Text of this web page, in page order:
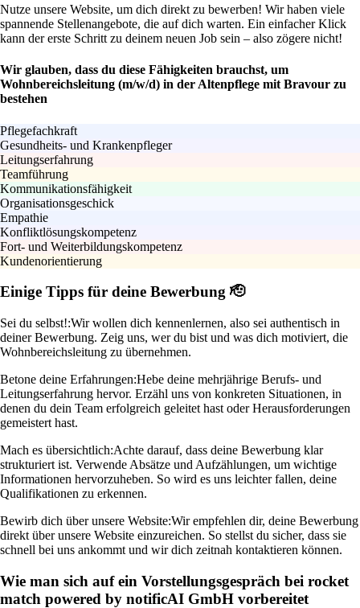
Nutze unsere Website, um dich direkt zu bewerben! Wir haben viele
spannende Stellenangebote, die auf dich warten. Ein einfacher Klick
kann der erste Schritt zu deinem neuen Job sein – also zögere nicht!
Wir glauben, dass du diese Fähigkeiten brauchst, um
Wohnbereichsleitung (m/w/d) in der Altenpflege mit Bravour zu
bestehen
Pflegefachkraft
Gesundheits- und Krankenpfleger
Leitungserfahrung
Teamführung
Kommunikationsfähigkeit
Organisationsgeschick
Empathie
Konfliktlösungskompetenz
Fort- und Weiterbildungskompetenz
Kundenorientierung
Einige Tipps für deine Bewerbung 🫡
Sei du selbst!:Wir wollen dich kennenlernen, also sei authentisch in
deiner Bewerbung. Zeig uns, wer du bist und was dich motiviert, die
Wohnbereichsleitung zu übernehmen.
Betone deine Erfahrungen:Hebe deine mehrjährige Berufs- und
Leitungserfahrung hervor. Erzähl uns von konkreten Situationen, in
denen du dein Team erfolgreich geleitet hast oder Herausforderungen
gemeistert hast.
Mach es übersichtlich:Achte darauf, dass deine Bewerbung klar
strukturiert ist. Verwende Absätze und Aufzählungen, um wichtige
Informationen hervorzuheben. So wird es uns leichter fallen, deine
Qualifikationen zu erkennen.
Bewirb dich über unsere Website:Wir empfehlen dir, deine Bewerbung
direkt über unsere Website einzureichen. So stellst du sicher, dass sie
schnell bei uns ankommt und wir dich zeitnah kontaktieren können.
Wie man sich auf ein Vorstellungsgespräch bei rocket
match powered by notificAI GmbH vorbereitet